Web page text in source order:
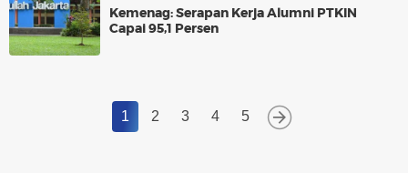
Kemenag: Serapan Kerja Alumni PTKIN
Capai 95,1 Persen
1 2 3 4 5